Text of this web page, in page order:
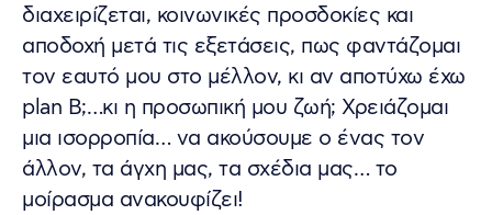
διαχειρίζεται, κοινωνικές προσδοκίες και
αποδοχή μετά τις εξετάσεις, πως φαντάζομαι
τον εαυτό μου στο μέλλον, κι αν αποτύχω έχω
plan B;…κι η προσωπική μου ζωή; Χρειάζομαι
μια ισορροπία… να ακούσουμε ο ένας τον
άλλον, τα άγχη μας, τα σχέδια μας… το
μοίρασμα ανακουφίζει!